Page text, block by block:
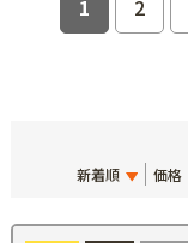
1
2
新着順 価格